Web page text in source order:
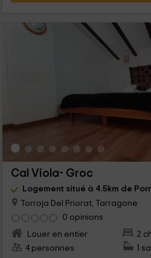
Cal Viola- Groc
Logement situé à 4.5km de
Torroja Del Priorat, Tarragone
0 opinions
Louer en entier
2
4 personnes
1